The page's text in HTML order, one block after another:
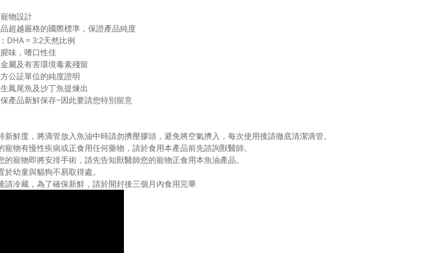
物設計
超越嚴格的國際標準，保證產品純度
DHA = 3:2天然比例
味，嗜口性佳
屬及有害環境毒素殘留
公証單位的純度證明
鳳尾魚及沙丁魚提煉出
產品新鮮保存~因此要請您特別留意
新鮮度，將滴管放入魚油中時請勿擠壓膠頭，避免將空氣擠入，每次使用後請徹底清潔滴管。
寵物有慢性疾病或正食用任何藥物，請於食用本產品前先諮詢獸醫師。
的寵物即將安排手術，請先告知獸醫師您的寵物正食用本魚油產品。
於幼童與貓狗不易取得處。
請冷藏，為了確保新鮮，請於開封後三個月內食用完畢